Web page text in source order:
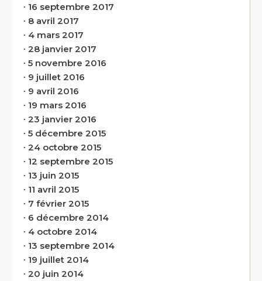
∙ 16 septembre 2017
∙ 8 avril 2017
∙ 4 mars 2017
∙ 28 janvier 2017
∙ 5 novembre 2016
∙ 9 juillet 2016
∙ 9 avril 2016
∙ 19 mars 2016
∙ 23 janvier 2016
∙ 5 décembre 2015
∙ 24 octobre 2015
∙ 12 septembre 2015
∙ 13 juin 2015
∙ 11 avril 2015
∙ 7 février 2015
∙ 6 décembre 2014
∙ 4 octobre 2014
∙ 13 septembre 2014
∙ 19 juillet 2014
∙ 20 juin 2014